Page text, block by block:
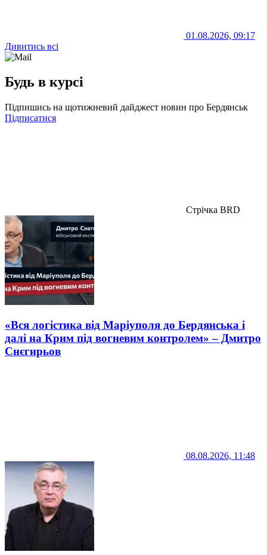
01.08.2026, 09:17
Дивитись всі
Будь в курсі
Підпишись на щотижневий дайджест новин про Бердянськ
Підписатися
Стрічка BRD
«Вся логістика від Маріуполя до Бердянська і
далі на Крим під вогневим контролем» – Дмитро
Снєгирьов
08.08.2026, 11:48